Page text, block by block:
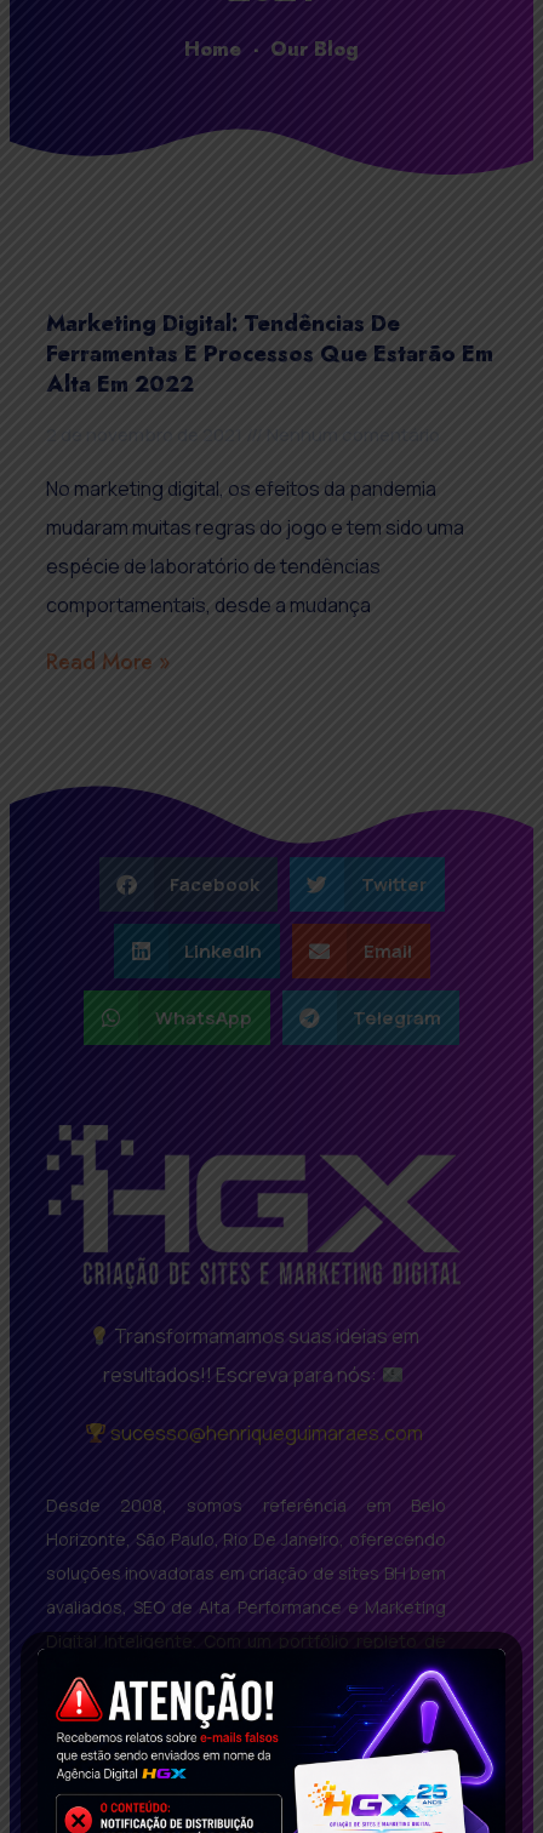
Home - Our Blog
Marketing Digital: Tendências De
Ferramentas E Processos Que Estarão Em
Alta Em 2022
No marketing digital, os efeitos da pandemia
mudaram muitas regras do jogo e tem sido uma
espécie de laboratório de tendências
comportamentais, desde a mudança
Read More »
Facebook Twitter
LinkedIn Email
WhatsApp Telegram
Transformamamos suas ideias em
resultados!! Escreva para nós:
sucesso@henriqueguimaraes.com
Desde 2008, somos referência em Belo
Horizonte, São Paulo, Rio De Janeiro, oferecendo
soluções inovadoras em criação de sites BH bem
avaliados, SEO de Alta Performance e Marketing
Digital Inteligente. Com um portfólio repleto de
casos de sucesso, impactamos empresas no
Brasil e no exterior. Solicite agora seu estudo de
caso gratuito e descubra como podemos
transformar seu negócio!